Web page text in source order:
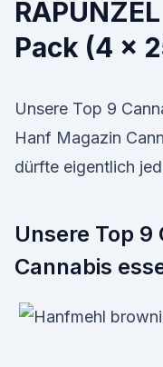
Pack (4 x
Unsere Top 9
Hanf Magazin
dürfte eigentlich
Unsere Top
Cannabis